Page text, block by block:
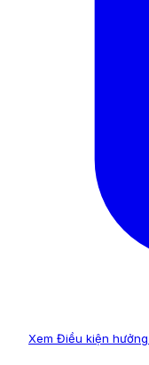
Xem Điều kiện